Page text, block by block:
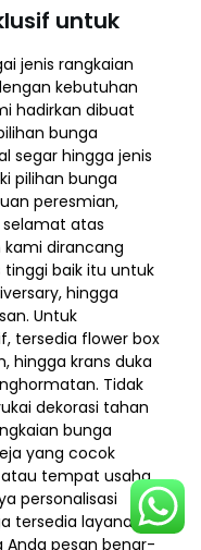
untuk
jenis rangkaian
kebutuhan
hadirkan dibuat
bunga
segar hingga jenis
pilihan bunga
peresmian,
atas
kami dirancang
baik itu untuk
hingga
Untuk
tersedia flower box
hingga krans duka
Tidak
dekorasi tahan
bunga
yang cocok
tempat usaha.
personalisasi
tersedia layanan
pesan benar-